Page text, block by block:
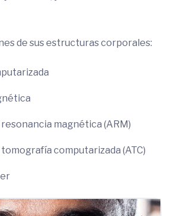
de sus estructuras corporales:
magnética (ARM)
computarizada (ATC)